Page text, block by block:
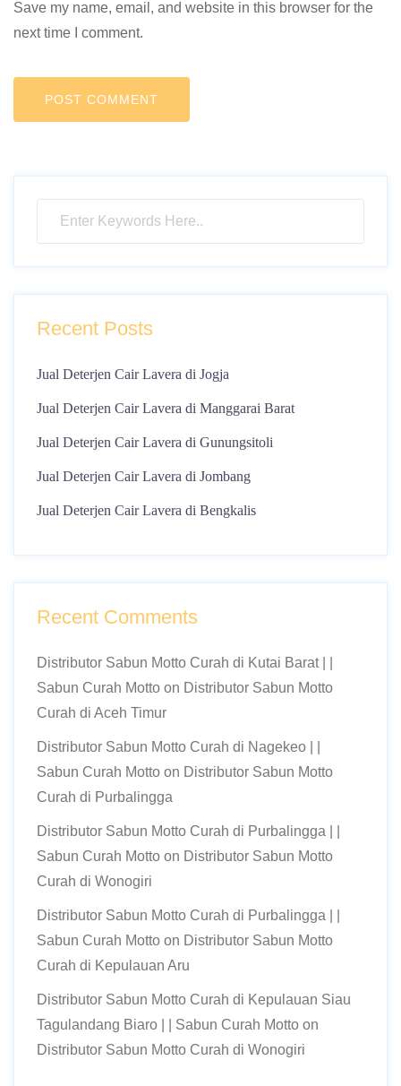
Save my name, email, and website in this browser for the
next time I comment.
Recent Posts
Jual Deterjen Cair Lavera di Jogja
Jual Deterjen Cair Lavera di Manggarai Barat
Jual Deterjen Cair Lavera di Gunungsitoli
Jual Deterjen Cair Lavera di Jombang
Jual Deterjen Cair Lavera di Bengkalis
Recent Comments
Distributor Sabun Motto Curah di Kutai Barat | |
Sabun Curah Motto on Distributor Sabun Motto
Curah di Aceh Timur
Distributor Sabun Motto Curah di Nagekeo | |
Sabun Curah Motto on Distributor Sabun Motto
Curah di Purbalingga
Distributor Sabun Motto Curah di Purbalingga | |
Sabun Curah Motto on Distributor Sabun Motto
Curah di Wonogiri
Distributor Sabun Motto Curah di Purbalingga | |
Sabun Curah Motto on Distributor Sabun Motto
Curah di Kepulauan Aru
Distributor Sabun Motto Curah di Kepulauan Siau
Tagulandang Biaro | | Sabun Curah Motto on
Distributor Sabun Motto Curah di Wonogiri